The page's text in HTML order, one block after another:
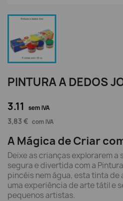
PINTURA A DEDOS
3.11 sem IVA
3,83 € com IVA
A Mágica de Criar
Deixe as crianças explorarem
segura e divertida com a
pincéis nem água, esta tinta
uma experiência de arte tátil e
pequenos artistas.